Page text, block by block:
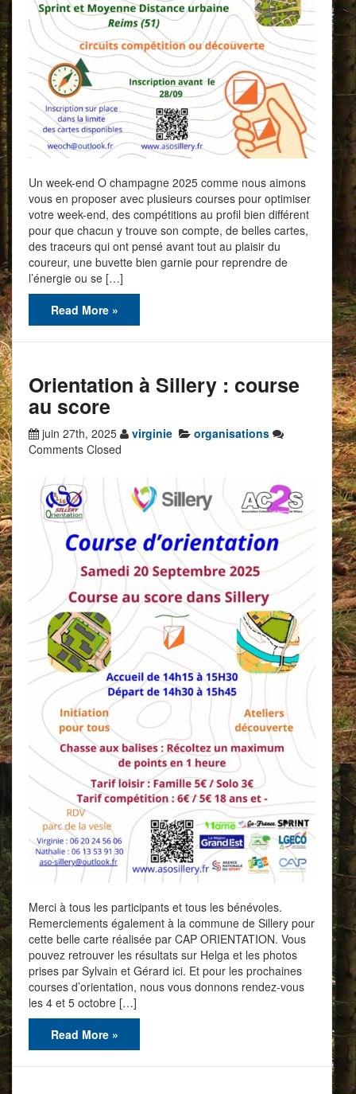
Un week-end O champagne 2025 comme nous aimons
vous en proposer avec plusieurs courses pour optimiser
votre week-end, des compétitions au profil bien différent
pour que chacun y trouve son compte, de belles cartes,
des traceurs qui ont pensé avant tout au plaisir du
coureur, une buvette bien garnie pour reprendre de
l’énergie ou se […]
Read More »
Orientation à Sillery : course
au score
juin 27th, 2025 virginie
organisations
Comments Closed
Merci à tous les participants et tous les bénévoles.
Remerciements également à la commune de Sillery pour
cette belle carte réalisée par CAP ORIENTATION. Vous
pouvez retrouver les résultats sur Helga et les photos
prises par Sylvain et Gérard ici. Et pour les prochaines
courses d’orientation, nous vous donnons rendez-vous
les 4 et 5 octobre […]
Read More »